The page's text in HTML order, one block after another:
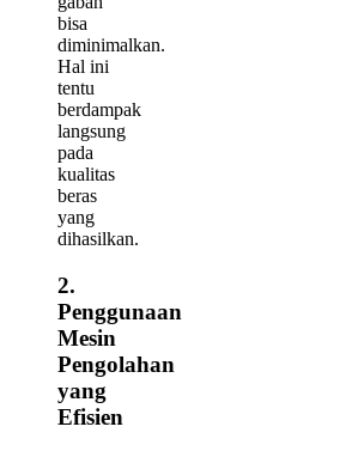
bisa
diminimalkan.
Hal ini
tentu
berdampak
langsung
pada
kualitas
beras
yang
dihasilkan.
2.
Penggunaan
Mesin
Pengolahan
yang
Efisien